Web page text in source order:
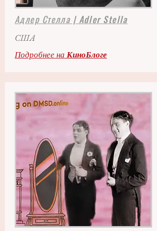
Адлер Стелла | Adler Stella
США
Подробнее на КиноБлоге